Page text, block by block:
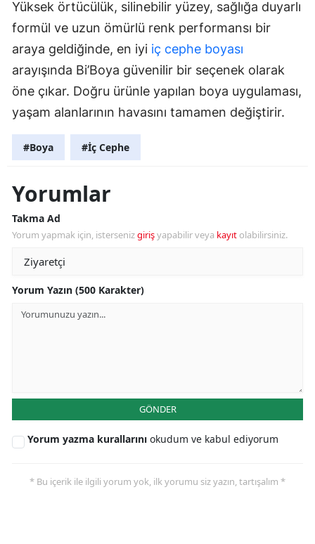
Yüksek örtücülük, silinebilir yüzey, sağlığa duyarlı
formül ve uzun ömürlü renk performansı bir
araya geldiğinde, en iyi iç cephe boyası
arayışında Bi’Boya güvenilir bir seçenek olarak
öne çıkar. Doğru ürünle yapılan boya uygulaması,
yaşam alanlarının havasını tamamen değiştirir.
#Boya #İç Cephe
Yorumlar
Takma Ad
Yorum yapmak için, istersenizgirişyapabilir veya kayıt olabilirsiniz.
Yorum Yazın (500 Karakter)
GÖNDER
Yorum yazma kurallarını okudum ve kabul ediyorum
* Bu içerik ile ilgili yorum yok, ilk yorumu siz yazın, tartışalım *